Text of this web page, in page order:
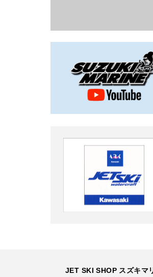
JET SKI SHOP スズキマ